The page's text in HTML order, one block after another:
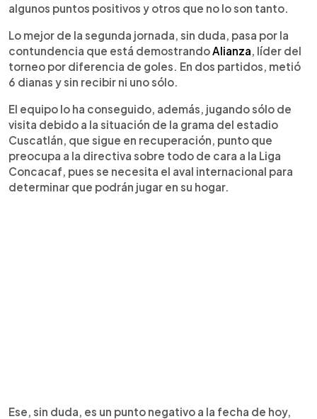
algunos puntos positivos y otros que no lo son tanto.
Lo mejor de la segunda jornada, sin duda, pasa por la
contundencia que está demostrandoAlianza, líder del
torneo por diferencia de goles. En dos partidos, metió
6 dianas y sin recibir ni uno sólo.
El equipo lo ha conseguido, además, jugando sólo de
visita debido a la situación de la grama del estadio
Cuscatlán, que sigue en recuperación, punto que
preocupa a la directiva sobre todo de cara a la Liga
Concacaf, pues se necesita el aval internacional para
determinar que podrán jugar en su hogar.
Ese, sin duda, es un punto negativo a la fecha de hoy,